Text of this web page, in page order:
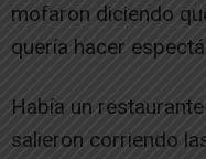
mofaron diciendo
quería hacer
Había un
salieron corriendo